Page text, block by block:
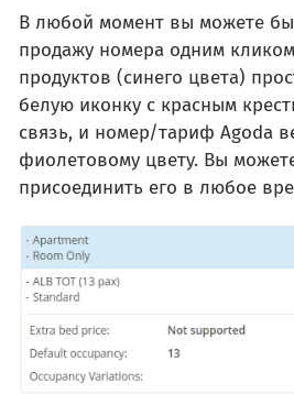
В любой момент вы можете
продажу номера одним
продуктов (синего цвета)
белую иконку с красным
связь, и номер/тариф Agoda
фиолетовому цвету. Вы
присоединить его в любое